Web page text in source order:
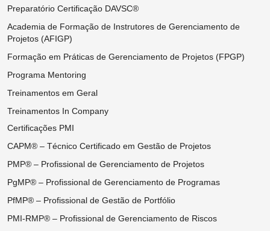
Preparatório Certificação DAVSC®
Academia de Formação de Instrutores de Gerenciamento de
Projetos (AFIGP)
Formação em Práticas de Gerenciamento de Projetos (FPGP)
Programa Mentoring
Treinamentos em Geral
Treinamentos In Company
Certificações PMI
CAPM® – Técnico Certificado em Gestão de Projetos
PMP® – Profissional de Gerenciamento de Projetos
PgMP® – Profissional de Gerenciamento de Programas
PfMP® – Profissional de Gestão de Portfólio
PMI-RMP® – Profissional de Gerenciamento de Riscos